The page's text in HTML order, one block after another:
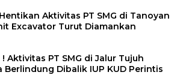
Aktivitas PT SMG di Tanoyan
Excavator Turut Diamankan
! Aktivitas PT SMG di Jalur Tujuh
Berlindung Dibalik IUP KUD Perintis